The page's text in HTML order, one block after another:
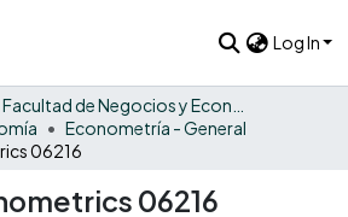
Log In
Econometría - General
06216
06216